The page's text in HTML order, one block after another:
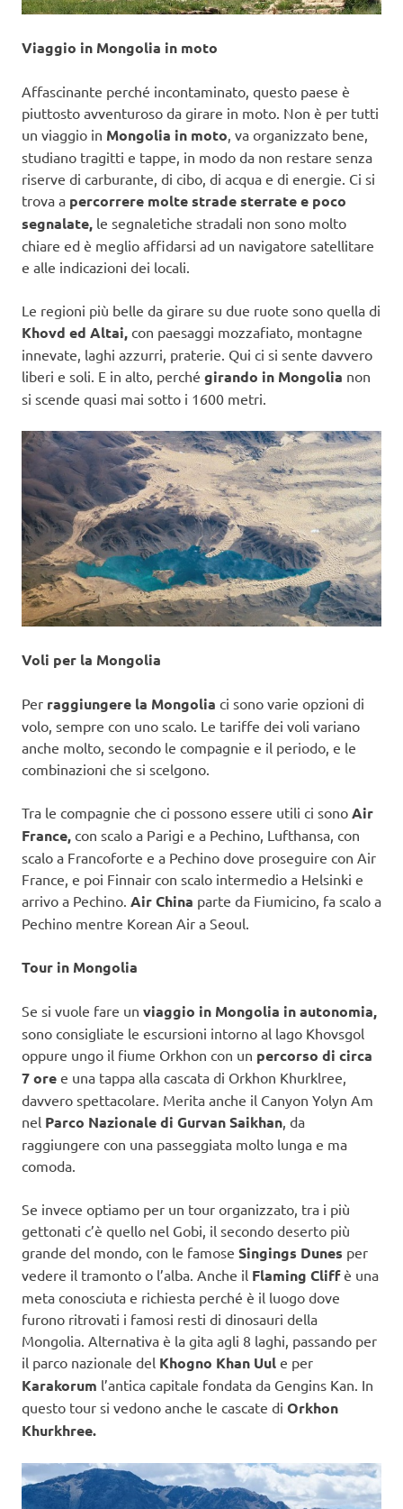
Viaggio in Mongolia in moto
Affascinante perché incontaminato, questo paese è
piuttosto avventuroso da girare in moto. Non è per tutti
un viaggio in Mongolia in moto , va organizzato bene,
studiano tragitti e tappe, in modo da non restare senza
riserve di carburante, di cibo, di acqua e di energie. Ci si
trova a percorrere molte strade sterrate e poco
segnalate, le segnaletiche stradali non sono molto
chiare ed è meglio affidarsi ad un navigatore satellitare
e alle indicazioni dei locali.
Le regioni più belle da girare su due ruote sono quella di
Khovd ed Altai, con paesaggi mozzafiato, montagne
innevate, laghi azzurri, praterie. Qui ci si sente davvero
liberi e soli. E in alto, perché girando in Mongolia non
si scende quasi mai sotto i 1600 metri.
Voli per la Mongolia
Per raggiungere la Mongolia ci sono varie opzioni di
volo, sempre con uno scalo. Le tariffe dei voli variano
anche molto, secondo le compagnie e il periodo, e le
combinazioni che si scelgono.
Tra le compagnie che ci possono essere utili ci sono Air
France, con scalo a Parigi e a Pechino, Lufthansa, con
scalo a Francoforte e a Pechino dove proseguire con Air
France, e poi Finnair con scalo intermedio a Helsinki e
arrivo a Pechino. Air China parte da Fiumicino, fa scalo a
Pechino mentre Korean Air a Seoul.
Tour in Mongolia
Se si vuole fare un viaggio in Mongolia in autonomia,
sono consigliate le escursioni intorno al lago Khovsgol
oppure ungo il fiume Orkhon con un percorso di circa
7 ore e una tappa alla cascata di Orkhon Khurklree,
davvero spettacolare. Merita anche il Canyon Yolyn Am
nel Parco Nazionale di Gurvan Saikhan , da
raggiungere con una passeggiata molto lunga e ma
comoda.
Se invece optiamo per un tour organizzato, tra i più
gettonati c’è quello nel Gobi, il secondo deserto più
grande del mondo, con le famose Singings Dunes per
vedere il tramonto o l’alba. Anche il Flaming Cliffè una
meta conosciuta e richiesta perché è il luogo dove
furono ritrovati i famosi resti di dinosauri della
Mongolia. Alternativa è la gita agli 8 laghi, passando per
il parco nazionale del Khogno Khan Uul e per
Karakorum l’antica capitale fondata da Gengins Kan. In
questo tour si vedono anche le cascate di Orkhon
Khurkhree.